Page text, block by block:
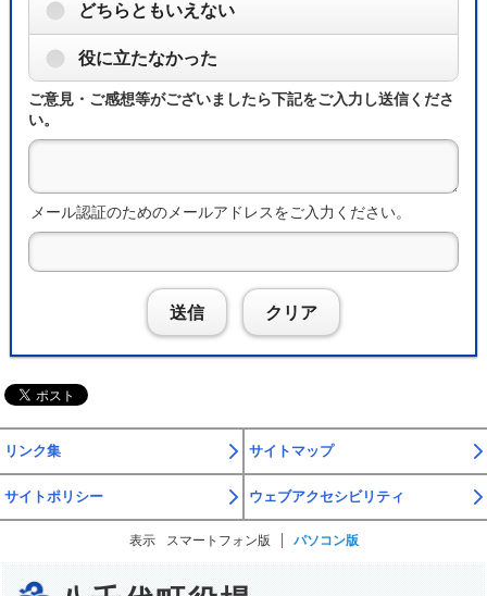
どちらともいえない
役に立たなかった
ご意見・ご感想等がございましたら下記をご入力し送信くださ
い。
メール認証のためのメールアドレスをご入力ください。
送信 クリア
リンク集 サイトマップ
サイトポリシー ウェブアクセシビリティ
表示 スマートフォン版 パソコン版